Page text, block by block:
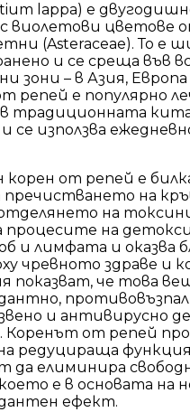
lappa) е
виолетови цветове
(Asteraceae). То е
и се среща във
зони – в Азия,
репей е популярно
традиционната
се използва
корен от репей е
пречистването на
на
процесите на
и лимфата и оказва
чревното здраве и
показват, че това
и антивирусно
Коренът от репей
редуцираща
да елиминира
е в основата на
ефект.